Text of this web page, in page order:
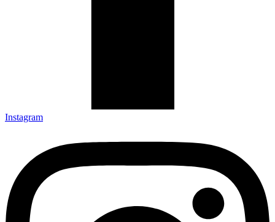
Instagram